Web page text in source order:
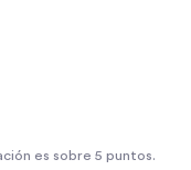
es sobre 5 puntos.